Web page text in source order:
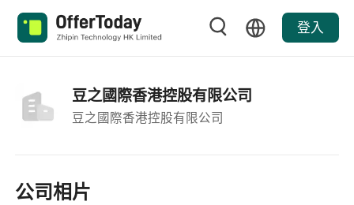
登入
豆之國際香港控股有限公司
豆之國際香港控股有限公司
公司相片